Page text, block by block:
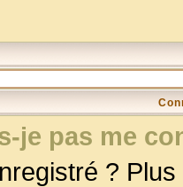
je pas me
?